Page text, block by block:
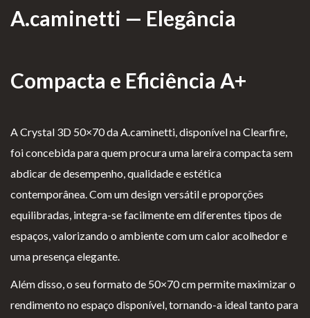
A.caminetti — Elegância
Compacta e Eficiência A+
A Crystal 3D 50×70 da A.caminetti, disponível na Clearfire,
foi concebida para quem procura uma lareira compacta sem
abdicar de desempenho, qualidade e estética
contemporânea. Com um design versátil e proporções
equilibradas, integra-se facilmente em diferentes tipos de
espaços, valorizando o ambiente com um calor acolhedor e
uma presença elegante.
Além disso, o seu formato de 50×70 cm permite maximizar o
rendimento no espaço disponível, tornando-a ideal tanto para
as de
as
A CLEARFIRE
PERFIL
Conta de Utilizador
Carrinho de Compras